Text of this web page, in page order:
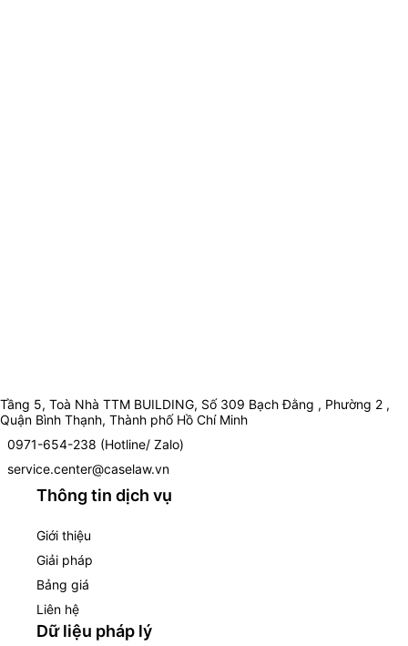
Tầng 5, Toà Nhà TTM BUILDING, Số 309 Bạch Đằng , Phường 2 ,
Quận Bình Thạnh, Thành phố Hồ Chí Minh
0971-654-238 (Hotline/ Zalo)
service.center@caselaw.vn
Thông tin dịch vụ
Giới thiệu
Giải pháp
Bảng giá
Liên hệ
Dữ liệu pháp lý